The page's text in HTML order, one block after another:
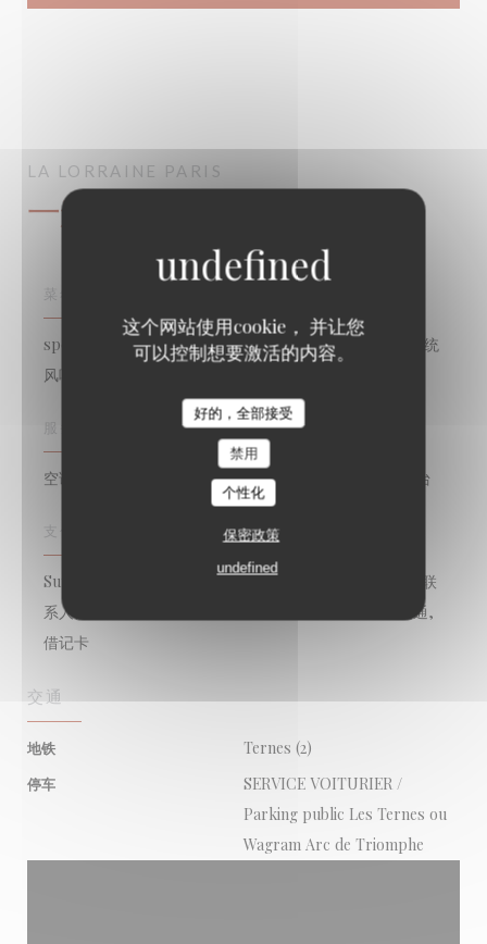
这个网站使用cookie， 并让您
可以控制想要激活的内容。
好的，全部接受
禁用
个性化
保密政策
undefined
LA LORRAINE PARIS
一般信息
菜肴
spécialisépoisson, 海鲜带走, 鱼和海鲜, 烹调francaise传统
风味, 传统美食
空调房, , 带走, 拿走订单, 无线上网, 预订, 私人租用, 阳台
支付方式
Sunday, Lyf, 餐厅门票, Amex, 没有联系, Paiement Sans联
系人, 欧洲卡/万事达卡, Titres餐厅, 现金, 签证, 美国运通,
借记卡
交通
地铁 Ternes (2)
停车
SERVICE VOITURIER /
Parking public Les Ternes ou
Wagram Arc de Triomphe